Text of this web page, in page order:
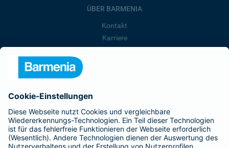
ÜBER BARMENIA
Kontakt
Karriere
Barmenia ist Teil der BarmeniaGothaer
BELIEBTE SEITEN
Kranken-Zusatzversicherung